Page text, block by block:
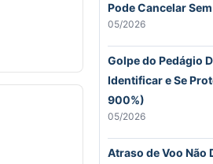
Pode Cancelar
05/2026
Golpe do Pedágio
Identificar e Se
900%)
05/2026
Atraso de Voo Não